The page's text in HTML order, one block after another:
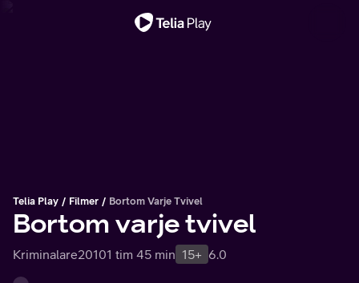
Telia Play Filmer Bortom Varje Tvivel
Bortom varje tvivel
Kriminalare20101 tim 45 min 15+ 6.0